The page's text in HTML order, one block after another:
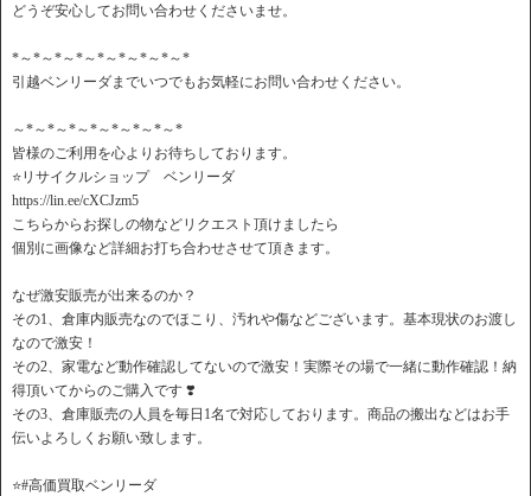
どうぞ安心してお問い合わせくださいませ。
*～*～*～*～*～*～*～*～*
引越ベンリーダまでいつでもお気軽にお問い合わせください。
～*～*～*～*～*～*～*～*
皆様のご利用を心よりお待ちしております。
⭐️リサイクルショップ ベンリーダ
https://lin.ee/cXCJzm5
こちらからお探しの物などリクエスト頂けましたら
個別に画像など詳細お打ち合わせさせて頂きます。
なぜ激安販売が出来るのか？
その1、倉庫内販売なのでほこり、汚れや傷などございます。基本現状のお渡し
なので激安！
その2、家電など動作確認してないので激安！実際その場で一緒に動作確認！納
得頂いてからのご購入です ❣️
その3、倉庫販売の人員を毎日1名で対応しております。商品の搬出などはお手
伝いよろしくお願い致します。
⭐️#高価買取ベンリーダ